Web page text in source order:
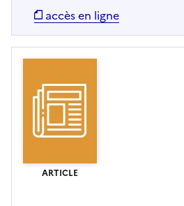
accès en ligne
ARTICLE